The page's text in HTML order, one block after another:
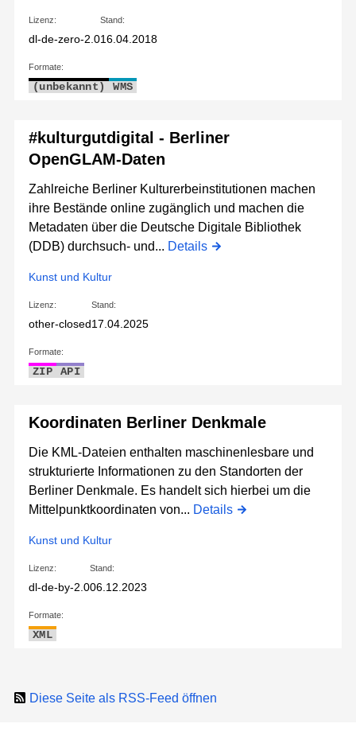
Lizenz:
dl-de-zero-2.0
Stand:
16.04.2018
Formate:
(unbekannt) WMS
#kulturgutdigital - Berliner
OpenGLAM-Daten
Zahlreiche Berliner Kulturerbeinstitutionen machen
ihre Bestände online zugänglich und machen die
Metadaten über die Deutsche Digitale Bibliothek
(DDB) durchsuch- und... Details
Kunst und Kultur
Lizenz:
other-closed
Stand:
17.04.2025
Formate:
ZIP API
Koordinaten Berliner Denkmale
Die KML-Dateien enthalten maschinenlesbare und
strukturierte Informationen zu den Standorten der
Berliner Denkmale. Es handelt sich hierbei um die
Mittelpunktkoordinaten von... Details
Kunst und Kultur
Lizenz:
dl-de-by-2.0
Stand:
06.12.2023
Formate:
XML
Diese Seite als RSS-Feed öffnen